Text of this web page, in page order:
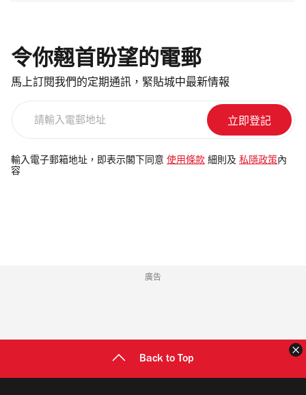
令你翹首盼望的電郵
馬上訂閱我們的定期通訊，緊貼城中最新情報
電
郵
輸入電子郵箱地址，即表示閣下同意 使用條款 細則及 私隱政策 內
容
廣告
Back to Top